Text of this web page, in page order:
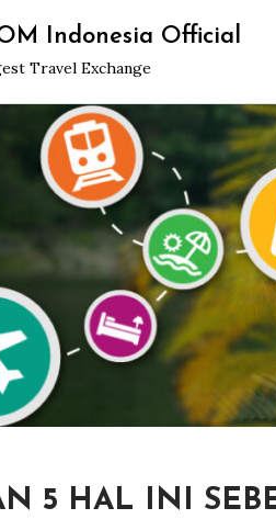
Indonesia Official
Travel Exchange
5 HAL INI